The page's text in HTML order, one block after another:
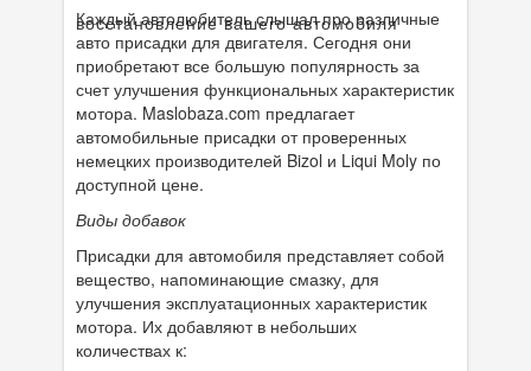
восстановление вашего автомобиля
Каждый автолюбитель слышал про различные
авто присадки для двигателя. Сегодня они
приобретают все большую популярность за
счет улучшения функциональных характеристик
мотора. Maslobaza.com предлагает
автомобильные присадки от проверенных
немецких производителей Bizol и Liqui Moly по
доступной цене.
Виды добавок
Присадки для автомобиля представляет собой
вещество, напоминающие смазку, для
улучшения эксплуатационных характеристик
мотора. Их добавляют в небольших
количествах к: